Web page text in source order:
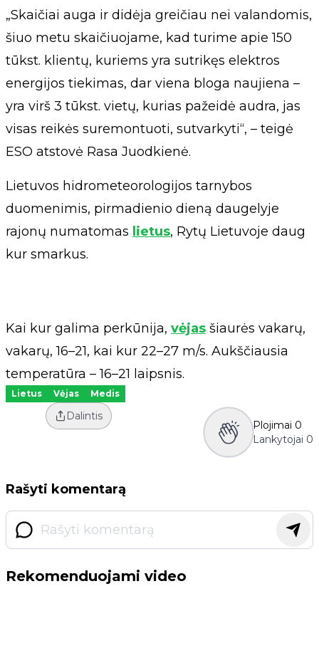
„Skaičiai auga ir didėja greičiau nei valandomis,
šiuo metu skaičiuojame, kad turime apie 150
tūkst. klientų, kuriems yra sutrikęs elektros
energijos tiekimas, dar viena bloga naujiena –
yra virš 3 tūkst. vietų, kurias pažeidė audra, jas
visas reikės suremontuoti, sutvarkyti“, – teigė
ESO atstovė Rasa Juodkienė.
Lietuvos hidrometeorologijos tarnybos
duomenimis, pirmadienio dieną daugelyje
rajonų numatomas lietus, Rytų Lietuvoje daug
kur smarkus.
Kai kur galima perkūnija, vėjas šiaurės vakarų,
vakarų, 16–21, kai kur 22–27 m/s. Aukščiausia
temperatūra – 16–21 laipsnis.
Lietus Vėjas Medis
Dalintis
Plojimai 0
Lankytojai 0
Rašyti komentarą
Rekomenduojami video